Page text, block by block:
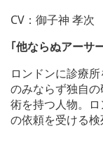
CV：御子神 孝次
｢他ならぬアーサ
ロンドンに診療
のみならず独自
術を持つ人物。
の依頼を受ける検